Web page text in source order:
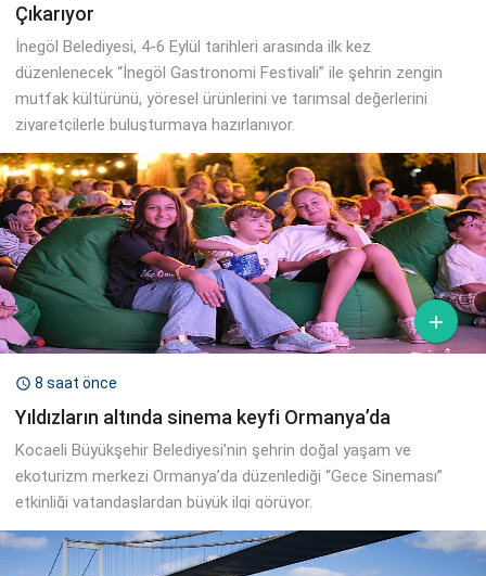
Çıkarıyor
İnegöl Belediyesi, 4-6 Eylül tarihleri arasında ilk kez
düzenlenecek “İnegöl Gastronomi Festivali” ile şehrin zengin
mutfak kültürünü, yöresel ürünlerini ve tarımsal değerlerini
ziyaretçilerle buluşturmaya hazırlanıyor.

 8 saat önce
Yıldızların altında sinema keyfi Ormanya’da
Kocaeli Büyükşehir Belediyesi’nin şehrin doğal yaşam ve
ekoturizm merkezi Ormanya’da düzenlediği “Gece Sineması”
etkinliği vatandaşlardan büyük ilgi görüyor.